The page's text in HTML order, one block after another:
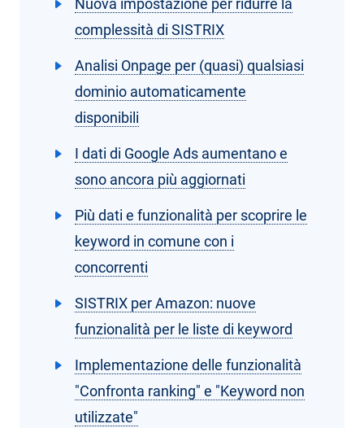
Nuova impostazione per ridurre la
complessità di SISTRIX
Analisi Onpage per (quasi) qualsiasi
dominio automaticamente
disponibili
I dati di Google Ads aumentano e
sono ancora più aggiornati
Più dati e funzionalità per scoprire le
keyword in comune con i
concorrenti
SISTRIX per Amazon: nuove
funzionalità per le liste di keyword
Implementazione delle funzionalità
"Confronta ranking" e "Keyword non
utilizzate"